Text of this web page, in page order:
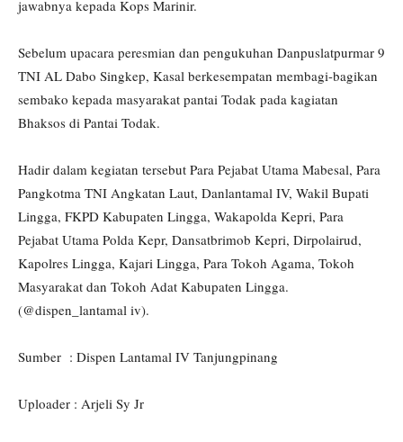
jawabnya kepada Kops Marinir.
Sebelum upacara peresmian dan pengukuhan Danpuslatpurmar 9
TNI AL Dabo Singkep, Kasal berkesempatan membagi-bagikan
sembako kepada masyarakat pantai Todak pada kagiatan
Bhaksos di Pantai Todak.
Hadir dalam kegiatan tersebut Para Pejabat Utama Mabesal, Para
Pangkotma TNI Angkatan Laut, Danlantamal IV, Wakil Bupati
Lingga, FKPD Kabupaten Lingga, Wakapolda Kepri, Para
Pejabat Utama Polda Kepr, Dansatbrimob Kepri, Dirpolairud,
Kapolres Lingga, Kajari Lingga, Para Tokoh Agama, Tokoh
Masyarakat dan Tokoh Adat Kabupaten Lingga.
(@dispen_lantamal iv).
Sumber : Dispen Lantamal IV Tanjungpinang
Uploader : Arjeli Sy Jr